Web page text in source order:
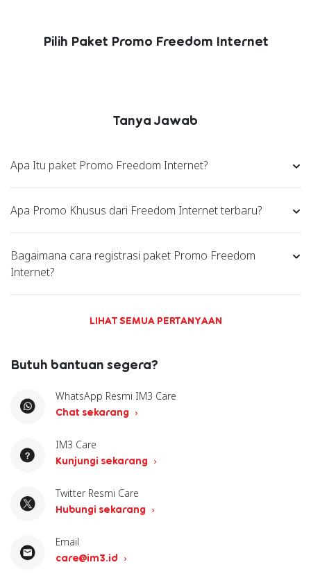
Pilih Paket Promo Freedom Internet
Tanya Jawab
Apa Itu paket Promo Freedom Internet?
Apa Promo Khusus dari Freedom Internet terbaru?
Bagaimana cara registrasi paket Promo Freedom
Internet?
LIHAT SEMUA PERTANYAAN
Butuh bantuan segera?
WhatsApp Resmi IM3 Care
Chat sekarang
IM3 Care
Kunjungi sekarang
Twitter Resmi Care
Hubungi sekarang
Email
care@im3.id